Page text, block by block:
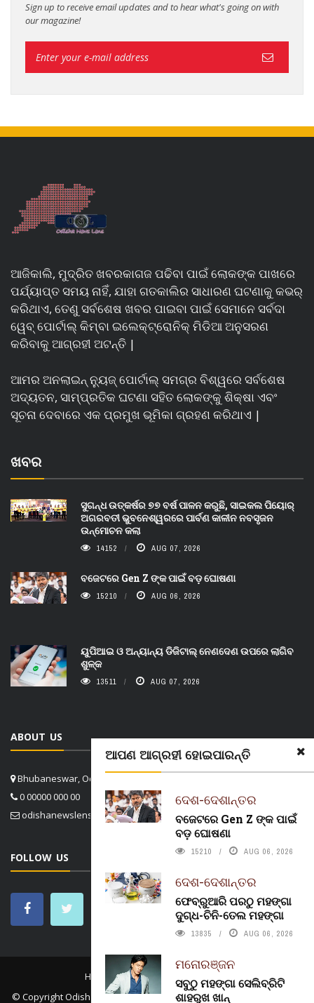
ଆପଣ ଆଗ୍ରହୀ ହୋଇପାରନ୍ତି
ଦେଶ-ଦେଶାନ୍ତର
ବଜେଟରେ Gen Z ଙ୍କ ପାଇଁ
ବଡ଼ ଘୋଷଣା
15210 AUG 06, 2026
ଦେଶ-ଦେଶାନ୍ତର
ଫେବ୍ରୁଆରି ପରଠୁ ମହଙ୍ଗା
ଦୁଗ୍ଧ-ଚିନି-ତେଲ ମହଙ୍ଗା
13835 AUG 06, 2026
ମନୋରଞ୍ଜନ
ସବୁଠୁ ମହଙ୍ଗା ସେଲିବ୍ରିଟି
ଶାହରୁଖ ଖାନ୍
Sign up to receive email updates and to hear what's going on with
our magazine!
ଆଜିକାଲି, ମୁଦ୍ରିତ ଖବରକାଗଜ ପଢିବା ପାଇଁ ଲୋକଙ୍କ ପାଖରେ
ପର୍ଯ୍ୟାପ୍ତ ସମୟ ନାହିଁ, ଯାହା ଗତକାଲିର ସାଧାରଣ ଘଟଣାକୁ କଭର୍
କରିଥାଏ, ତେଣୁ ସର୍ବଶେଷ ଖବର ପାଇବା ପାଇଁ ସେମାନେ ସର୍ବଦା
ୱେବ୍ ପୋର୍ଟାଲ୍ କିମ୍ବା ଇଲେକ୍ଟ୍ରୋନିକ୍ ମିଡିଆ ଅନୁସରଣ
କରିବାକୁ ଆଗ୍ରହୀ ଅଟନ୍ତି |
ଆମର ଅନଲାଇନ୍ ନ୍ୟୁଜ୍ ପୋର୍ଟାଲ୍ ସମଗ୍ର ବିଶ୍ୱରେ ସର୍ବଶେଷ
ଅଦ୍ୟତନ, ସାମ୍ପ୍ରତିକ ଘଟଣା ସହିତ ଲୋକଙ୍କୁ ଶିକ୍ଷା ଏବଂ
ସୂଚନା ଦେବାରେ ଏକ ପ୍ରମୁଖ ଭୂମିକା ଗ୍ରହଣ କରିଥାଏ |
ଖବର
ସୁଗନ୍ଧ ଉତ୍କର୍ଷର ୭୭ ବର୍ଷ ପାଳନ କରୁଛି, ସାଇକଲ ପିୟୋର୍‌
ଅଗରବତୀ ଭୁବନେଶ୍ୱରରେ ପାର୍ବଣ କାଳୀନ ନବସୃଜନ
ଉନ୍ମୋଚନ କଲା
14152 AUG 07, 2026
ବଜେଟରେ Gen Z ଙ୍କ ପାଇଁ ବଡ଼ ଘୋଷଣା
15210 AUG 06, 2026
ୟୁପିଆଇ ଓ ଅନ୍ୟାନ୍ୟ ଡିଜିଟାଲ୍ ନେଣଦେଣ ଉପରେ ଲାଗିବ
ଶୁଳ୍କ
13511 AUG 07, 2026
ABOUT US
Bhubaneswar, Odisha, India
0 00000 000 00
odishanewslens@gmail.com
FOLLOW US
HOME CONTACT US ABOUT US
© CopyrightOdisha News Lens 4.1. All rights reserved. in association